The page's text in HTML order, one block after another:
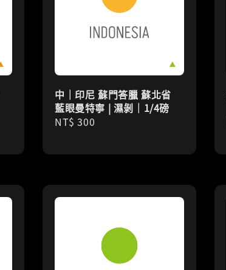
中｜印尼 蘇門答臘 蘇北省
藍眼曼特寧 | 濕剝｜1/4磅
Regular
NT$ 300